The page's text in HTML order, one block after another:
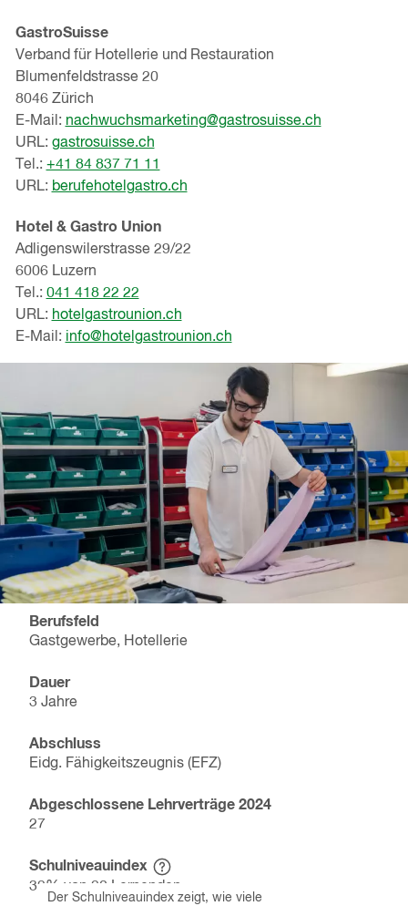
GastroSuisse
Verband für Hotellerie und Restauration
Blumenfeldstrasse 20
8046 Zürich
E-Mail: nachwuchsmarketing@gastrosuisse.ch
URL: gastrosuisse.ch
Tel.: +41 84 837 71 11
URL: berufehotelgastro.ch
Hotel & Gastro Union
Adligenswilerstrasse 29/22
6006 Luzern
Tel.: 041 418 22 22
URL: hotelgastrounion.ch
E-Mail: info@hotelgastrounion.ch
Berufsfeld
Gastgewerbe, Hotellerie
Dauer
3 Jahre
Abschluss
Eidg. Fähigkeitszeugnis (EFZ)
Abgeschlossene Lehrverträge2024
27
Schulniveauindex
Hinweistext
einblenden
Der Schulniveauindex zeigt, wie viele
32% von 20 Lernenden